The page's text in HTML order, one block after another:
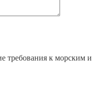
требования к морским и